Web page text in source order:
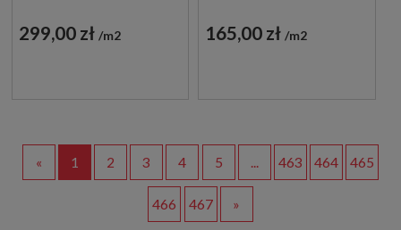
GRESOWE
299,00 zł m2 165,00 zł m2
« 1 2 3 4 5 ... 463 464 465
466 467 »